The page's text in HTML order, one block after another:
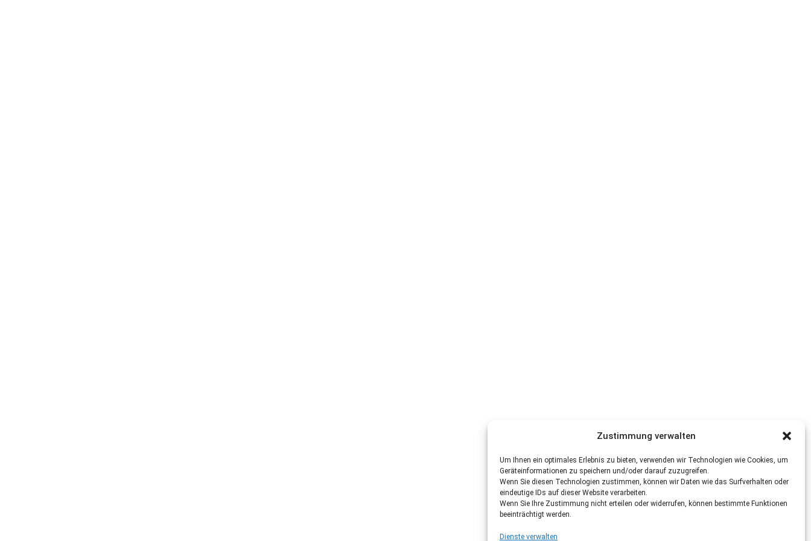
Zustimmung verwalten
Um Ihnen ein optimales Erlebnis zu bieten, verwenden wir Technologien wie Cookies, um
Geräteinformationen zu speichern und/oder darauf zuzugreifen.
Wenn Sie diesen Technologien zustimmen, können wir Daten wie das Surfverhalten oder
eindeutige IDs auf dieser Website verarbeiten.
Wenn Sie Ihre Zustimmung nicht erteilen oder widerrufen, können bestimmte Funktionen
beeinträchtigt werden.
Dienste verwalten